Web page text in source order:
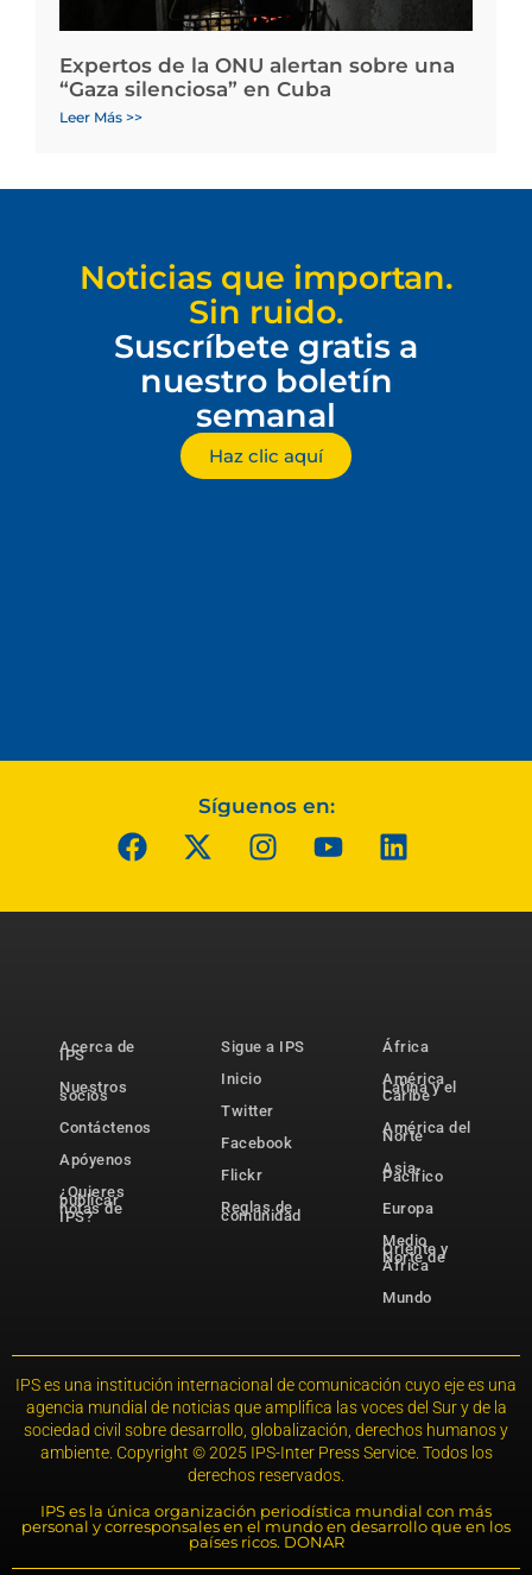
Expertos de la ONU alertan sobre una
“Gaza silenciosa” en Cuba
Leer Más >>
Noticias que importan.
Sin ruido.
Suscríbete gratis a
nuestro boletín
semanal
Haz clic aquí
Síguenos en:
Acerca de
IPS
Nuestros
socios
Contáctenos
Apóyenos
¿Quieres
publicar
notas de
IPS?
Sigue a IPS
Inicio
Twitter
Facebook
Flickr
Reglas de
comunidad
África
América
Latina y el
Caribe
América del
Norte
Asia-
Pacífico
Europa
Medio
Oriente y
Norte de
África
Mundo
IPS es una institución internacional de comunicación cuyo eje es una
agencia mundial de noticias que amplifica las voces del Sur y de la
sociedad civil sobre desarrollo, globalización, derechos humanos y
ambiente. Copyright © 2025 IPS-Inter Press Service. Todos los
derechos reservados.
IPS es la única organización periodística mundial con más
personal y corresponsales en el mundo en desarrollo que en los
países ricos. DONAR